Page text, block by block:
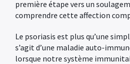
première étape vers un
comprendre cette affection
Le psoriasis est plus qu’une
s’agit d’une maladie auto-
lorsque notre système